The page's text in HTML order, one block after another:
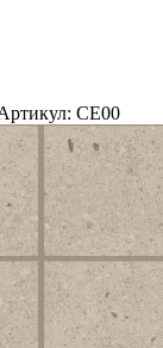
CE00